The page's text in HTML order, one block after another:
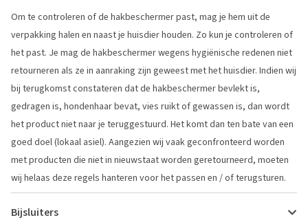
Om te controleren of de hakbeschermer past, mag je hem uit de
verpakking halen en naast je huisdier houden. Zo kun je controleren of
het past. Je mag de hakbeschermer wegens hygiënische redenen niet
retourneren als ze in aanraking zijn geweest met het huisdier. Indien wij
bij terugkomst constateren dat de hakbeschermer bevlekt is,
gedragen is, hondenhaar bevat, vies ruikt of gewassen is, dan wordt
het product niet naar je teruggestuurd. Het komt dan ten bate van een
goed doel (lokaal asiel). Aangezien wij vaak geconfronteerd worden
met producten die niet in nieuwstaat worden geretourneerd, moeten
wij helaas deze regels hanteren voor het passen en / of terugsturen.
Bijsluiters